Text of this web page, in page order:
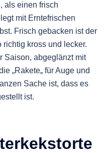
als einen frisch
mit Erntefrischen
Frisch gebacken ist der
kross und lecker.
Saison, abgeglänzt mit
„Rakete„ für Auge und
Sache ist, dass es
ist.